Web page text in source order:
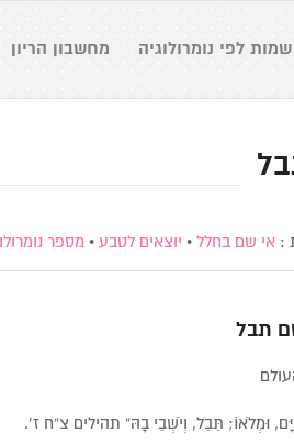
שמות לפי נומרולוגיה מחשבון הריון
:אי שם בחלל • יוצאים לטבע • מספר
תבל
וּמְלֹאוֹ; תֵּבֵל, וְיֹשְׁבֵי בָהּ” תהילים צ”ח ז’.